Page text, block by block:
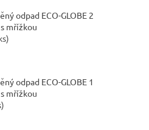
odpad ECO-GLOBE 2
mřížkou
)
odpad ECO-GLOBE 1
mřížkou
)